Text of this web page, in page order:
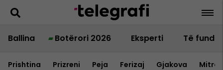
Ballina Botërori 2026 Eksperti Të fundit
Prishtina Prizreni Peja Ferizaj Gjakova